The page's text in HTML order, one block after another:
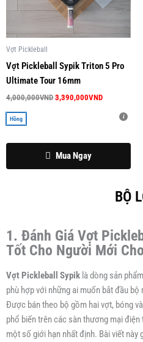
Vợt Pickleball
Vợt Pickleball Sypik Triton 5 Pro
Ultimate Tour 16mm
4,000,000VND 3,390,000VND
Mua Ngay
biến
thể.
Các
tùy
chọn
thể
trên
Hồng
BỘ
1. Đánh Giá Vợt
Tốt Cho Người Mới
Vợt Pickleball Sypik là dòng sản
phù hợp với những ai muốn bắt đầu
Được bán theo bộ gồm hai vợt, bóng
phổ biến trên các sàn thương mại
một số giới hạn nhất định. Bài viết